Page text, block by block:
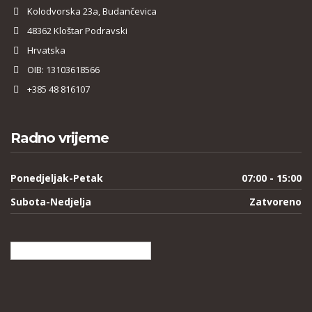
Kolodvorska 23a, Budančevica
48362 Kloštar Podravski
Hrvatska
OIB: 13103618566
+385 48 816107
Radno vrijeme
Ponedjeljak-Petak
07:00 - 15:00
Subota-Nedjelja
Zatvoreno